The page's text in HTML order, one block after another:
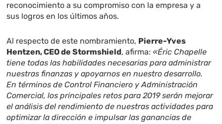
reconocimiento a su compromiso con la empresa y a
sus logros en los últimos años.
Al respecto de este nombramiento, Pierre-Yves
Hentzen, CEO de Stormshield, afirma: «Éric Chapelle
tiene todas las habilidades necesarias para administrar
nuestras finanzas y apoyarnos en nuestro desarrollo.
En términos de Control Financiero y Administración
Comercial, los principales retos para 2019 serán mejorar
el análisis del rendimiento de nuestras actividades para
optimizar la dirección e impulsar las ganancias de